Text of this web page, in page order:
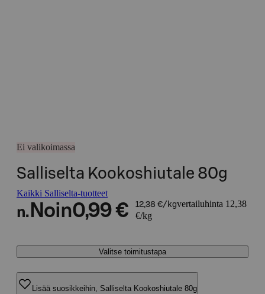
Ei valikoimassa
Salliselta Kookoshiutale 80g
Kaikki Salliselta-tuotteet
n. Noin0,99 € 12,38 €/kgvertailuhinta 12,38
€/kg
Valitse toimitustapa
Lisää suosikkeihin, Salliselta Kookoshiutale 80g